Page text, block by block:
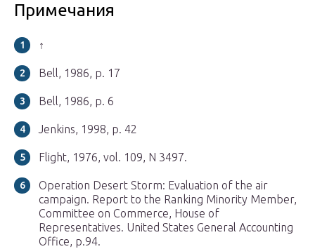
Примечания
↑
Bell, 1986, p. 17
Bell, 1986, p. 6
Jenkins, 1998, p. 42
Flight, 1976, vol. 109, N 3497.
Operation Desert Storm: Evaluation of the air
campaign. Report to the Ranking Minority Member,
Committee on Commerce, House of
Representatives. United States General Accounting
Office, p.94.